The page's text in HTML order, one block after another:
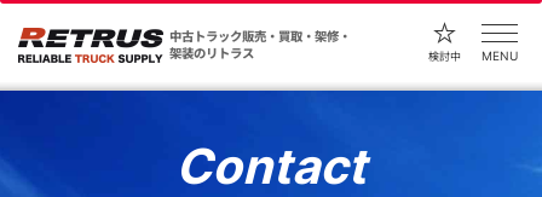
中古トラック販売・買取・架修・
架装のリトラス
検討中 MENU
Contact